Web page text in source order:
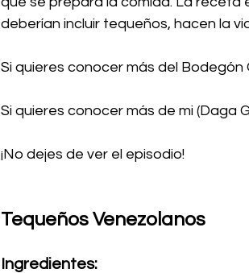
deberían incluir tequeños, hacen la
Si quieres conocer más del Bodegón
Si quieres conocer más de mi (Daga
¡No dejes de ver el episodio!
Tequeños Venezolanos
Ingredientes: